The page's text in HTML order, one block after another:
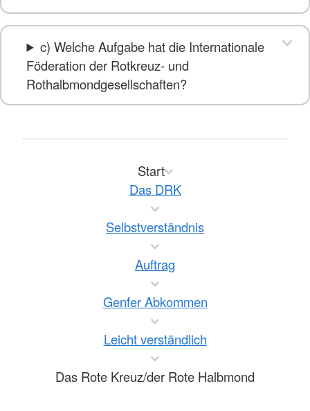
c) Welche Aufgabe hat die Internationale
Föderation der Rotkreuz- und
Rothalbmondgesellschaften?
Start
Das DRK
Selbstverständnis
Auftrag
Genfer Abkommen
Leicht verständlich
Das Rote Kreuz/der Rote Halbmond